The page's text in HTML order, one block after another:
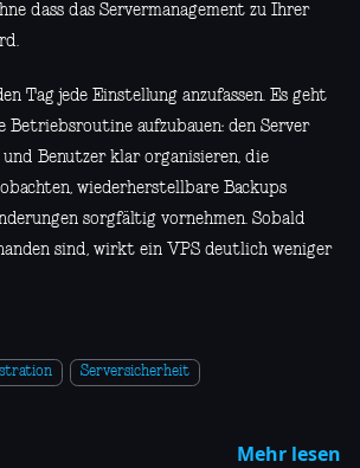
dass das Servermanagement zu Ihrer
Tag jede Einstellung anzufassen. Es geht
Betriebsroutine aufzubauen: den Server
Benutzer klar organisieren, die
wiederherstellbare Backups
sorgfältig vornehmen. Sobald
sind, wirkt ein VPS deutlich weniger
Serversicherheit
Mehr lesen